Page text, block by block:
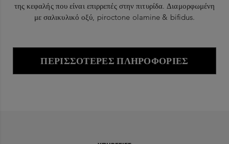
της κεφαλής που είναι επιρρεπές στην πιτυρίδα. Διαμορφωμένη
με σαλικυλικό οξύ, piroctone olamine & bifidus.
ΠΕΡΙΣΣΌΤΕΡΕΣ ΠΛΗΡΟΦΟΡΊΕΣ